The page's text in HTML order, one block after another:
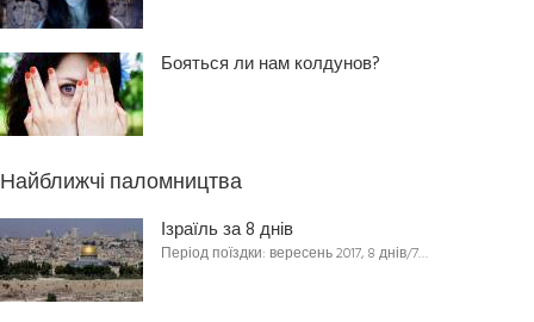
Бояться ли нам колдунов?
Найближчі паломництва
Ізраїль за 8 днів
Період поїздки: вересень 2017, 8 днів/7…